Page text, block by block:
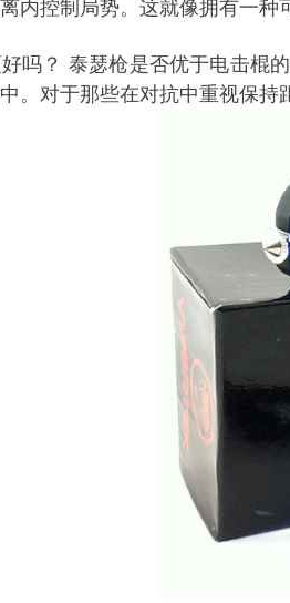
内控制局势。这就像拥有一种
吗？ 泰瑟枪是否优于电击棍
。对于那些在对抗中重视保持